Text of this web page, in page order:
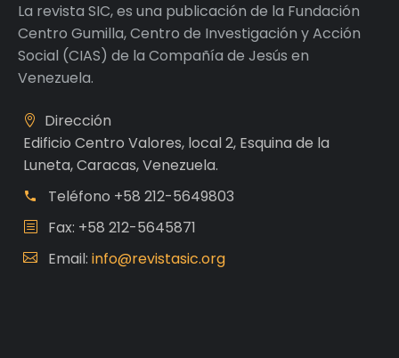
La revista SIC, es una publicación de la Fundación
Centro Gumilla, Centro de Investigación y Acción
Social (CIAS) de la Compañía de Jesús en
Venezuela.
Dirección
Edificio Centro Valores, local 2, Esquina de la
Luneta, Caracas, Venezuela.
Teléfono +58 212-5649803
Fax: +58 212-5645871
Email: info@revistasic.org